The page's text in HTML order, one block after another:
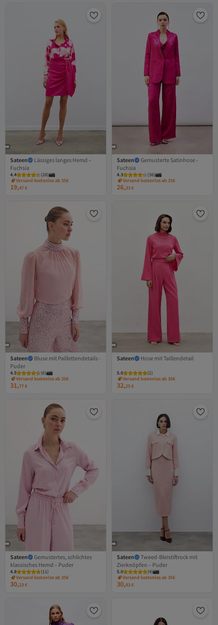
Sateen
Lässiges langes Hemd –
Fuchsia
4.4 (28)
Versand kostenlos ab 35€
19,47€
Sateen
Gemusterte Satinhose -
Fuchsia
4.3 (36)
Versand kostenlos ab 35€
26,33€
Sateen
Bluse mit Paillettendetails -
Puder
4.5 (6)
Versand kostenlos ab 35€
31,77€
Sateen Hose mit Taillendetail
5.0 (1)
Versand kostenlos ab 35€
32,25€
Sateen
Gemustertes, schlichtes
klassisches Hemd – Puder
4.8 (11)
Versand kostenlos ab 35€
30,23€
Sateen
Tweed-Bleistiftrock mit
Zierknöpfen – Puder
5.0 (4)
Versand kostenlos ab 35€
30,83€